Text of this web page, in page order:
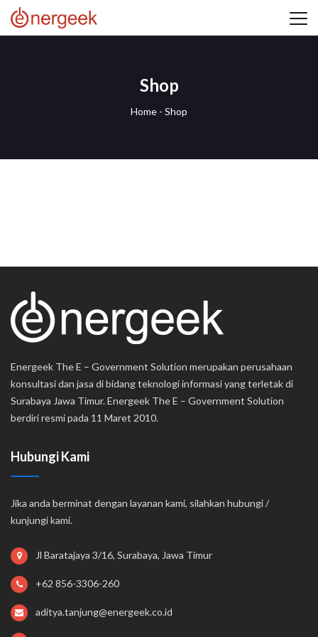
Shop
Home - Shop
Energeek The E – Government Solution merupakan perusahaan
konsultasi dan jasa di bidang teknologi informasi yang terletak di
Surabaya Jawa Timur. Energeek The E – Government Solution
berdiri resmi pada 11 Maret 2010.
Hubungi Kami
Jika anda berminat dengan layanan kami, silahkan hubungi /
kunjungi kami.
Jl Baratajaya 3/16, Surabaya, Jawa Timur
+62 856-3306-260
aditya.tanjung@energeek.co.id